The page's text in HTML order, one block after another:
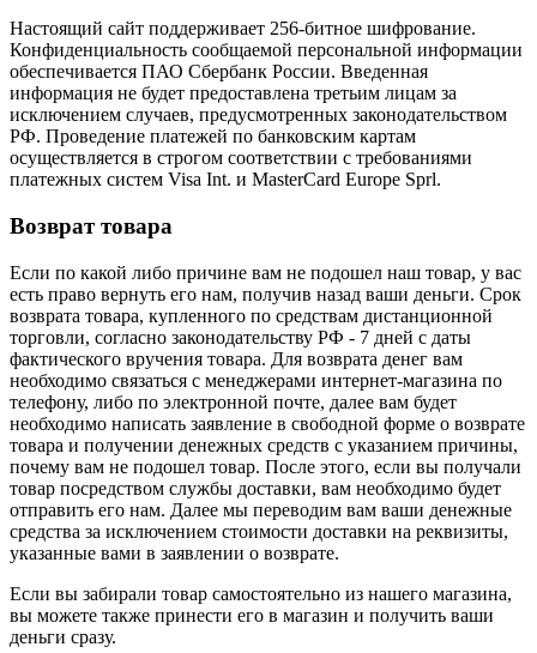
Настоящий сайт поддерживает 256-битное шифрование.
Конфиденциальность сообщаемой персональной информации
обеспечивается ПАО Сбербанк России. Введенная
информация не будет предоставлена третьим лицам за
исключением случаев, предусмотренных законодательством
РФ. Проведение платежей по банковским картам
осуществляется в строгом соответствии с требованиями
платежных систем Visa Int. и MasterCard Europe Sprl.
Возврат товара
Если по какой либо причине вам не подошел наш товар, у вас
есть право вернуть его нам, получив назад ваши деньги. Срок
возврата товара, купленного по средствам дистанционной
торговли, согласно законодательству РФ - 7 дней с даты
фактического вручения товара. Для возврата денег вам
необходимо связаться с менеджерами интернет-магазина по
телефону, либо по электронной почте, далее вам будет
необходимо написать заявление в свободной форме о возврате
товара и получении денежных средств с указанием причины,
почему вам не подошел товар. После этого, если вы получали
товар посредством службы доставки, вам необходимо будет
отправить его нам. Далее мы переводим вам ваши денежные
средства за исключением стоимости доставки на реквизиты,
указанные вами в заявлении о возврате.
Если вы забирали товар самостоятельно из нашего магазина,
вы можете также принести его в магазин и получить ваши
деньги сразу.